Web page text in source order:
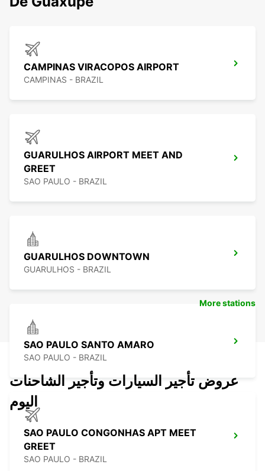
CAMPINAS VIRACOPOS AIRPORT
CAMPINAS - BRAZIL
GUARULHOS AIRPORT MEET AND
GREET
SAO PAULO - BRAZIL
GUARULHOS DOWNTOWN
GUARULHOS - BRAZIL
SAO PAULO SANTO AMARO
SAO PAULO - BRAZIL
SAO PAULO CONGONHAS APT MEET
GREET
SAO PAULO - BRAZIL
More stations
عروض تأجير السيارات وتأجير الشاحنات
اليوم